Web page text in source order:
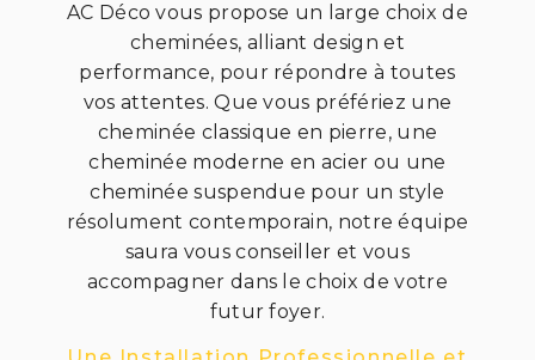
AC Déco vous propose un large choix de
cheminées, alliant design et
performance, pour répondre à toutes
vos attentes. Que vous préfériez une
cheminée classique en pierre, une
cheminée moderne en acier ou une
cheminée suspendue pour un style
résolument contemporain, notre équipe
saura vous conseiller et vous
accompagner dans le choix de votre
futur foyer.